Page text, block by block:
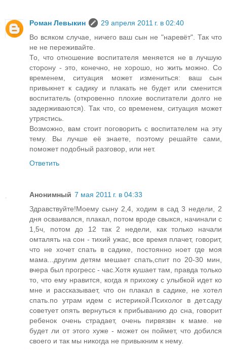
Роман Левыкин
29 апреля 2011 г. в 02:40
Во всяком случае, ничего ваш сын не "наревёт". Так что
не не переживайте.
То, что отношение воспитателя меняется не в лучшую
сторону - это, конечно, не хорошо, но жить можно. Со
временем, ситуация может измениться: ваш сын
привыкнет к садику и плакать не будет или сменится
воспитатель (откровенно плохие воспитатели долго не
задерживаются). Так что, со временем, ситуация может
утрястись.
Возможно, вам стоит поговорить с воспитателем на эту
тему. Вы лучше её знаете, поэтому решайте сами,
поможет подобный разговор, или нет.
Ответить
Анонимный 7 мая 2011 г. в 04:33
Здравствуйте!Моему сыну 2,4, ходим в сад 3 недели, 2
дня осваивался, плакал, потом вроде свыкся, начинали с
1,5ч, потом до 12 так 2 недели, как только начали
омталять на сон - тихий ужас, все время плачет, говорит,
что не хочет спать в садике, постоянно ноет где моя
мама...другим детям мешает спать,спит по 20-30 мин,
вчера был прогресс - час.Хотя кушает там, правда только
то, что ему нравится, когда я прихожу с улыбкой идет ко
мне и рассказывает, что он плакал в садике, не хотел
спать.по утрам идем с истерикой.Психолог в дет.саду
советует опять вернуться к прибыванию до сна, говорит
ребенок очень страдает, очень пирвязвн к маме. не
будет ли от этого хуже - может он поймет, что добился
своего и так мы никогда не привыкним к нему.